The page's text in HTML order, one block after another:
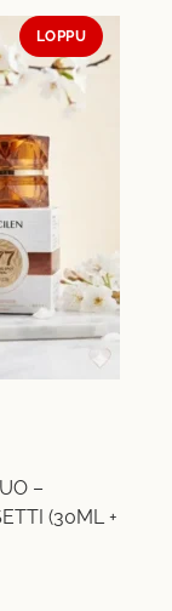
LOPPU
–
(30ML +